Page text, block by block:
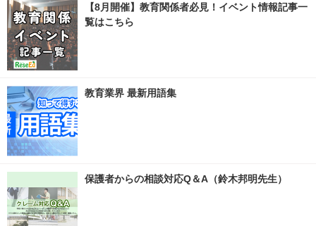
【8月開催】教育関係者必見！イベント情報記事一
覧はこちら
教育業界 最新用語集
保護者からの相談対応Q＆A（鈴木邦明先生）